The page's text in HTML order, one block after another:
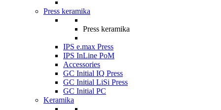
Press keramika
Press keramika
IPS e.max Press
IPS InLine PoM
Accessories
GC Initial IQ Press
GC Initial LiSi Press
GC Initial PC
Keramika